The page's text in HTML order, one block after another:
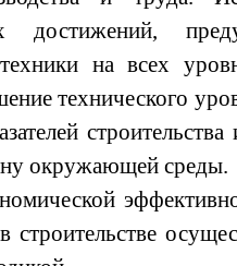
достижений,
на всех
технического
окружающей среды.
строительстве